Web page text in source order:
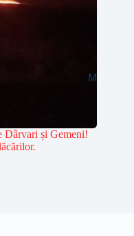
Dârvari și Gemeni!